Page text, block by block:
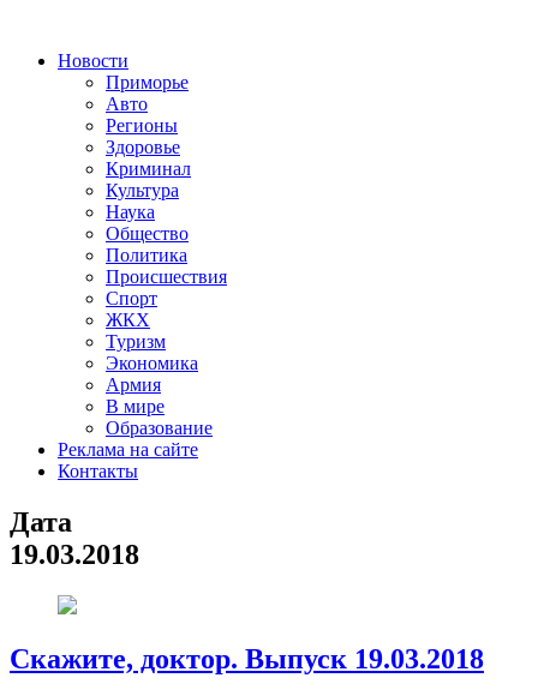
Новости
Приморье
Авто
Регионы
Здоровье
Криминал
Культура
Наука
Общество
Политика
Происшествия
Спорт
ЖКХ
Туризм
Экономика
Армия
В мире
Образование
Реклама на сайте
Контакты
Дата
19.03.2018
Скажите, доктор. Выпуск 19.03.2018